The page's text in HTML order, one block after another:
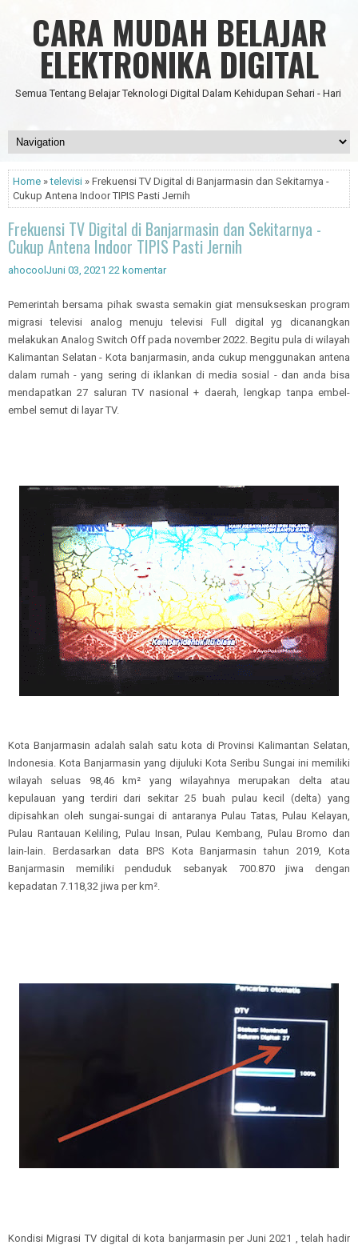
CARA MUDAH BELAJAR
ELEKTRONIKA DIGITAL
Semua Tentang Belajar Teknologi Digital Dalam Kehidupan Sehari - Hari
Home »televisi » Frekuensi TV Digital di Banjarmasin dan Sekitarnya -
Cukup Antena Indoor TIPIS Pasti Jernih
Frekuensi TV Digital di Banjarmasin dan Sekitarnya -
Cukup Antena Indoor TIPIS Pasti Jernih
ahocool Juni 03, 2021 22 komentar
Pemerintah bersama pihak swasta semakin giat mensukseskan program
migrasi televisi analog menuju televisi Full digital yg dicanangkan
melakukan Analog Switch Off pada november 2022. Begitu pula di wilayah
Kalimantan Selatan - Kota banjarmasin, anda cukup menggunakan antena
dalam rumah - yang sering di iklankan di media sosial - dan anda bisa
mendapatkan 27 saluran TV nasional + daerah, lengkap tanpa embel-
embel semut di layar TV.
Kota Banjarmasin adalah salah satu kota di Provinsi Kalimantan Selatan,
Indonesia. Kota Banjarmasin yang dijuluki Kota Seribu Sungai ini memiliki
wilayah seluas 98,46 km² yang wilayahnya merupakan delta atau
kepulauan yang terdiri dari sekitar 25 buah pulau kecil (delta) yang
dipisahkan oleh sungai-sungai di antaranya Pulau Tatas, Pulau Kelayan,
Pulau Rantauan Keliling, Pulau Insan, Pulau Kembang, Pulau Bromo dan
lain-lain. Berdasarkan data BPS Kota Banjarmasin tahun 2019, Kota
Banjarmasin memiliki penduduk sebanyak 700.870 jiwa dengan
kepadatan 7.118,32 jiwa per km².
Kondisi Migrasi TV digital di kota banjarmasin per Juni 2021 , telah hadir